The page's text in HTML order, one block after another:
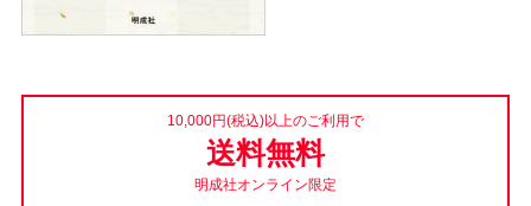
10,000円(税込)以上のご利用で
送料無料
明成社オンライン限定